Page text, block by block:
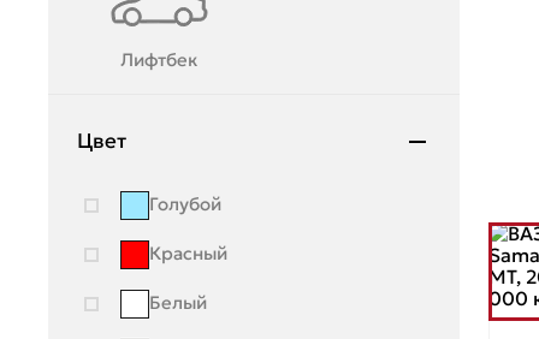
Porsche
Skoda
Ssang Young
Subaru
Лифтбек
Цвет
Голубой
Красный
Белый